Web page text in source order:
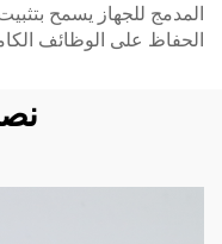
المدمج للجهاز يسمح
الحفاظ على الوظائف